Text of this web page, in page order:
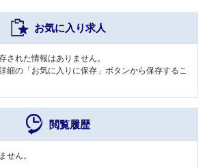
お気に入り求人
された情報はありません。
細の「お気に入りに保存」ボタンから保存するこ
閲覧履歴
せん。